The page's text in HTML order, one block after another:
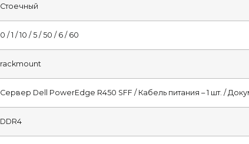
Стоечный
0 / 1 / 10 / 5 / 50 / 6 / 60
rackmount
Сервер Dell PowerEdge R450 SFF / Кабель питания – 1 шт. /
DDR4